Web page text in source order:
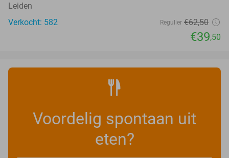
Leiden
Verkocht: 582
Regulier €62,50
€39,50
Voordelig spontaan uit
eten?